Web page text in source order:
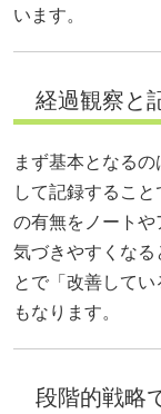
います。
経過観察と
まず基本となる
して記録するこ
の有無をノートや
気づきやすくなる
とで「改善して
もなります。
段階的戦略